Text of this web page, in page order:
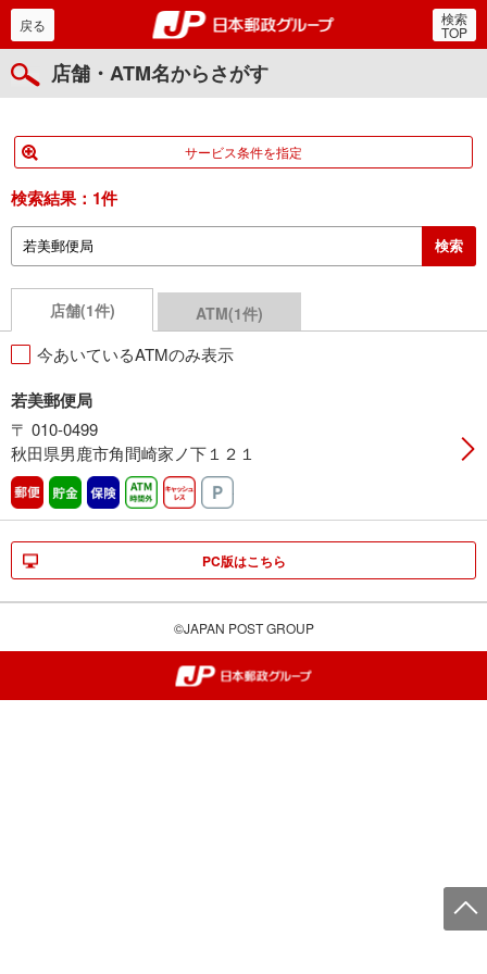
郵便局・日本郵政グルー
戻る 検索
TOP
店舗・ATM名からさがす
サービス条件を指定
検索結果： 1件
店舗(1件) ATM(1件)
今あいているATMのみ表示
若美郵便局
〒 010-0499
秋田県男鹿市角間崎家ノ下１２１
郵便 貯金 保険 ATM時間外キャッシュレス
PC版はこちら
©JAPAN POST GROUP